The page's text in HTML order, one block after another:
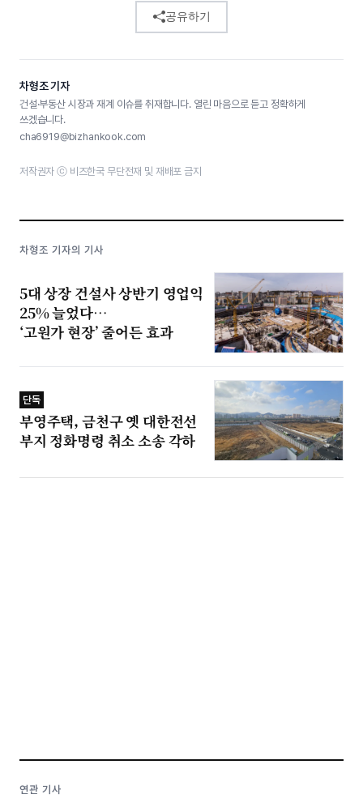
공유하기
차형조 기자
건설·부동산 시장과 재계 이슈를 취재합니다. 열린 마음으로 듣고 정확하게
쓰겠습니다.
cha6919@bizhankook.com
저작권자 ⓒ 비즈한국 무단전재 및 재배포 금지
차형조 기자의 기사
5대 상장 건설사 상반기 영업익
25% 늘었다…
‘고원가 현장’ 줄어든 효과
단독
부영주택, 금천구 옛 대한전선
부지 정화명령 취소 소송 각하
연관 기사